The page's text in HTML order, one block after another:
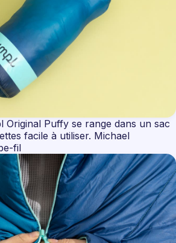
Original Puffy se range dans un sac
facile à utiliser. Michael
fil